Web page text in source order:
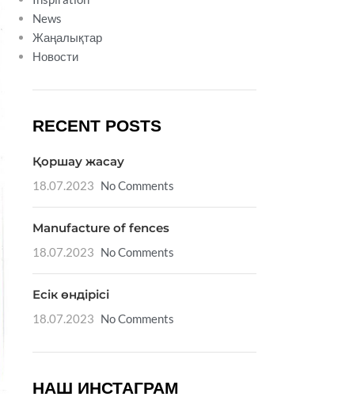
News
Жаңалықтар
Новости
RECENT POSTS
Қоршау жасау
18.07.2023 No Comments
Manufacture of fences
18.07.2023 No Comments
Есік өндірісі
18.07.2023 No Comments
НАШ ИНСТАГРАМ